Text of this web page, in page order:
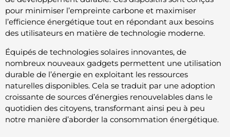
pour minimiser l’empreinte carbone et maximiser
l’efficience énergétique tout en répondant aux besoins
des utilisateurs en matière de technologie moderne.
Équipés de technologies solaires innovantes, de
nombreux nouveaux gadgets permettent une utilisation
durable de l’énergie en exploitant les ressources
naturelles disponibles. Cela se traduit par une adoption
croissante de sources d’énergies renouvelables dans le
quotidien des citoyens, transformant ainsi peu à peu
notre manière d’aborder la consommation énergétique.